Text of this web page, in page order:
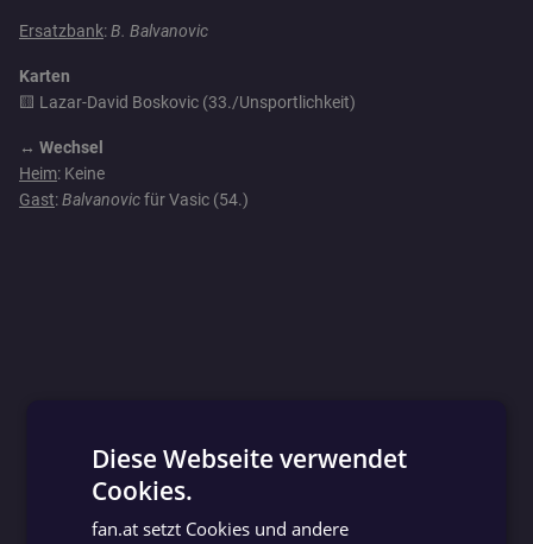
Ersatzbank:B. Balvanovic
Karten
🟨 Lazar-David Boskovic (33./Unsportlichkeit)
↔️ Wechsel
Heim: Keine
Gast:Balvanovicfür Vasic (54.)
Diese Webseite verwendet
Cookies.
fan.at setzt Cookies und andere